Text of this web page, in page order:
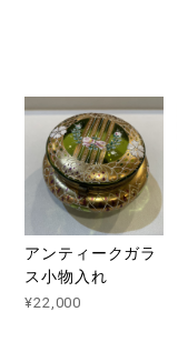
アンティークガラ
ス小物入れ
¥22,000